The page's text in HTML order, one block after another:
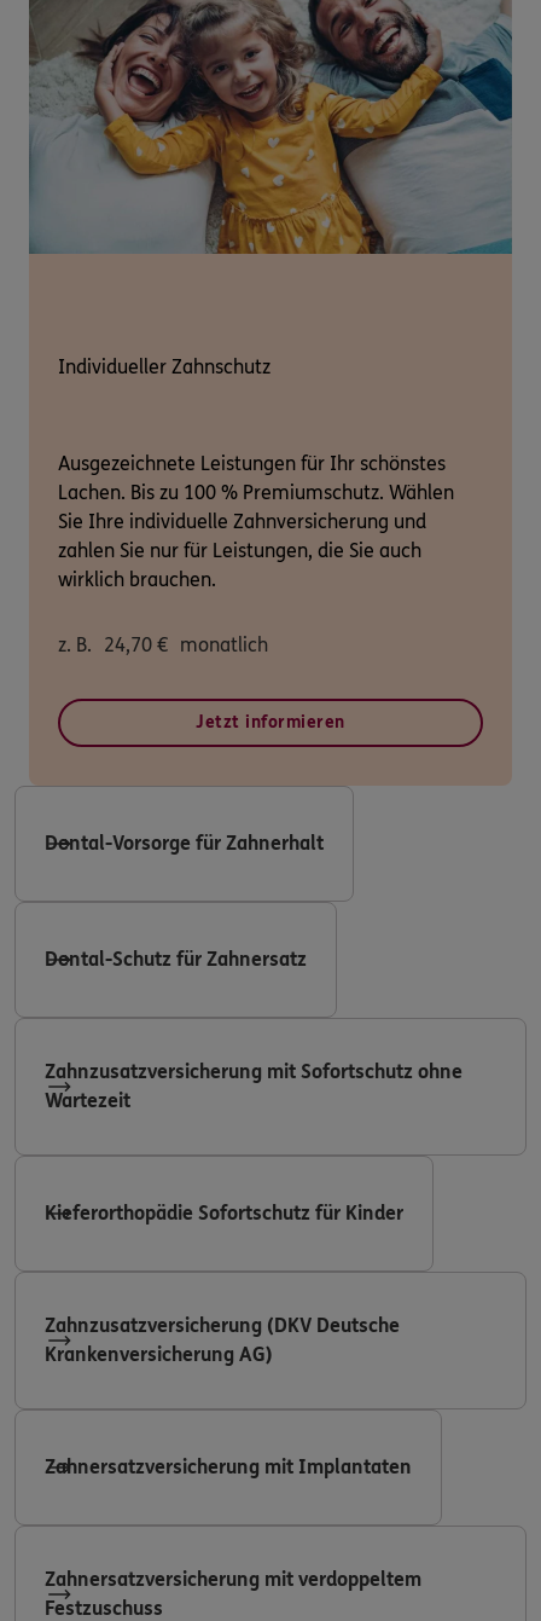
Individueller Zahnschutz
Ausgezeichnete Leistungen für Ihr schönstes
Lachen. Bis zu 100 % Premiumschutz. Wählen
Sie Ihre individuelle Zahnversicherung und
zahlen Sie nur für Leistungen, die Sie auch
wirklich brauchen.
z. B. 24,70 € monatlich
Jetzt informieren
Dental-Vorsorge für Zahnerhalt
Dental-Schutz für Zahnersatz
Zahnzusatzversicherung mit Sofortschutz ohne
Wartezeit
Kieferorthopädie Sofortschutz für Kinder
Zahnzusatzversicherung (DKV Deutsche
Krankenversicherung AG)
Zahnersatzversicherung mit Implantaten
Zahnersatzversicherung mit verdoppeltem
Festzuschuss